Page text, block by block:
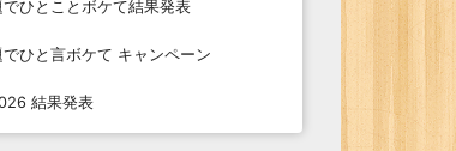
ひとことボケて結果発表
ひと言ボケて キャンペーン
結果発表